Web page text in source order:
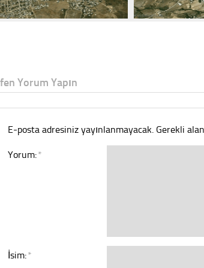
Yorum Yapın
E-posta adresiniz yayınlanmayacak. Gerekli
Yorum:*
İsim:*